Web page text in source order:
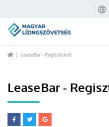
LeaseBar - Regisztráció
LeaseBar -